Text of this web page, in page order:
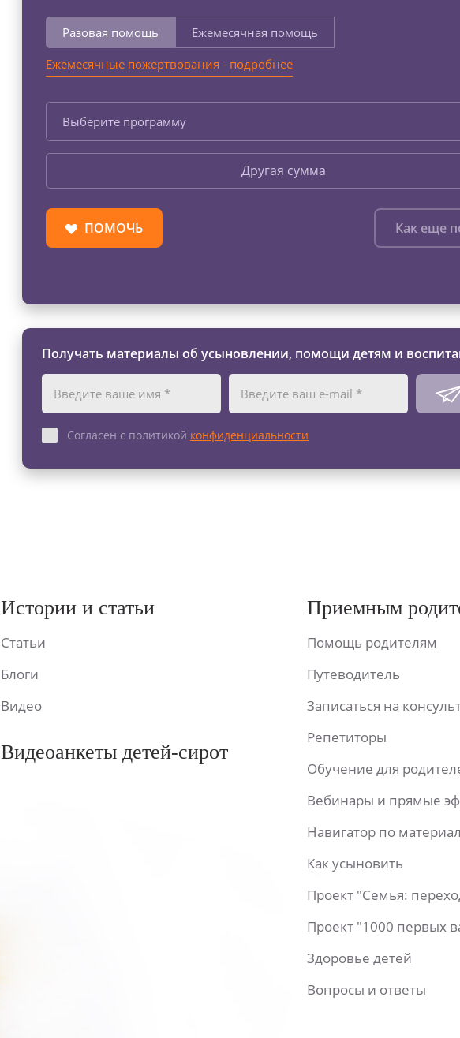
Разовая помощь
Ежемесячная помощь
Ежемесячные пожертвования - подробнее
Выберите программу
Другая сумма
ПОМОЧЬ Как еще
Получать материалы об усыновлении, помощи детям и
Согласен с политикой конфиденциальности
Истории и статьи
Статьи
Блоги
Видео
Видеоанкеты детей-сирот
Приемным
Помощь родителям
Путеводитель
Записаться на
Репетиторы
Обучение для
Вебинары и прямые
Навигатор по
Как усыновить
Проект "Семья:
Проект "1000 первых
Здоровье детей
Вопросы и ответы